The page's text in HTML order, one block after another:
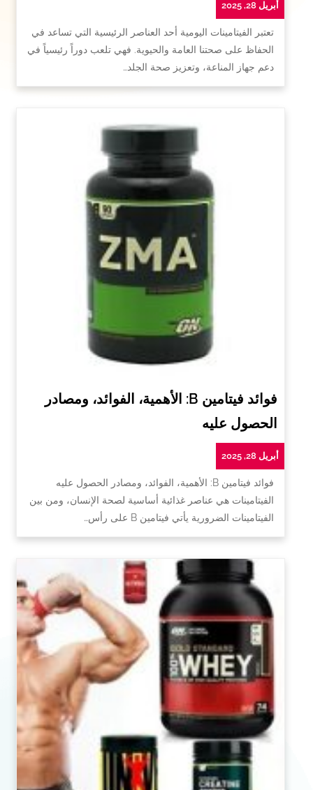
أبريل 28, 2025
تعتبر الفيتامينات اليومية أحد العناصر الرئيسية التي تساعد في
الحفاظ على صحتنا العامة والحيوية. فهي تلعب دوراً رئيسياً في
دعم جهاز المناعة، وتعزيز صحة الجلد…
فوائد فيتامين B: الأهمية، الفوائد، ومصادر
الحصول عليه
أبريل 28, 2025
فوائد فيتامين B: الأهمية، الفوائد، ومصادر الحصول عليه
الفيتامينات هي عناصر غذائية أساسية لصحة الإنسان، ومن بين
الفيتامينات الضرورية يأتي فيتامين B على رأس…